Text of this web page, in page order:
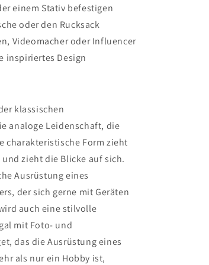
einem Stativ befestigen
oder den Rucksack
Videomacher oder Influencer
inspiriertes Design
klassischen
analoge Leidenschaft, die
charakteristische Form zieht
zieht die Blicke auf sich.
Ausrüstung eines
der sich gerne mit Geräten
auch eine stilvolle
mit Foto- und
das die Ausrüstung eines
als nur ein Hobby ist,